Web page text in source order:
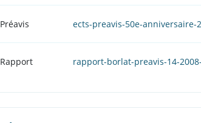
Préavis ects-preavis-50e-anniversaire-
Rapport rapport-borlat-preavis-14-